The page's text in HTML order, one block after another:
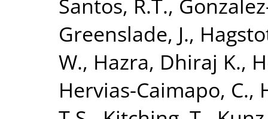
Santos, R.T.,
Greenslade, J.,
W., Hazra, Dhiraj K.,
Hervias-Caimapo, C.,